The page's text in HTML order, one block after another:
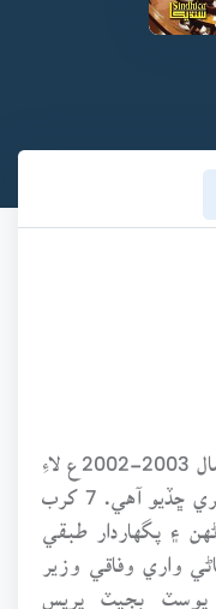
پهرين جولاءِ کان شروع ٿيندڙ مالي سال 2003-2002ع لاءِ
حڪومت وفاقي بجيٽ جو اعلان ڪري ڇڏيو آهي. 7 کرب
۽ پگهاردار طبقي
واري وفاقي وزير
پوسٽ بجيٽ پريس